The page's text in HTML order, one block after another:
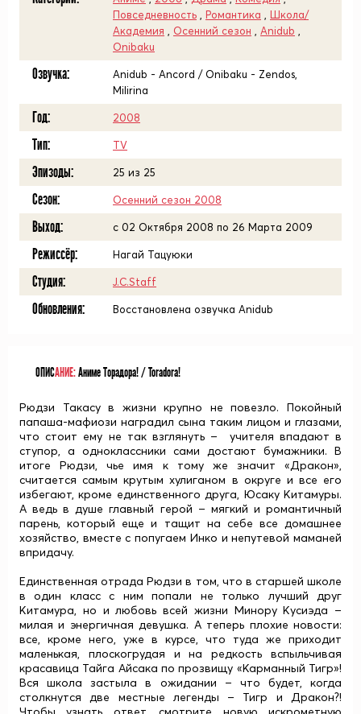
Повседневность
Романтика
Школа/
Академия
Осенний сезон Anidub
Onibaku
Озвучка:
Anidub - Ancord / Onibaku - Zendos,
Milirina
Год: 2008
Тип: TV
Эпизоды: 25 из 25
Сезон: Осенний сезон 2008
Выход: c 02 Октября 2008 по 26 Марта 2009
Режиссёр: Нагай Тацуюки
Студия: J.C.Staff
Обновления: Восстановлена озвучка Anidub
ОПИСАНИЕ:Аниме Торадора! / Toradora!
Рюдзи Такасу в жизни крупно не повезло. Покойный
папаша-мафиози наградил сына таким лицом и глазами,
что стоит ему не так взглянуть – учителя впадают в
ступор, а одноклассники сами достают бумажники. В
итоге Рюдзи, чье имя к тому же значит «Дракон»,
считается самым крутым хулиганом в округе и все его
избегают, кроме единственного друга, Юсаку Китамуры.
А ведь в душе главный герой – мягкий и романтичный
парень, который еще и тащит на себе все домашнее
хозяйство, вместе с попугаем Инко и непутевой маманей
впридачу.
Единственная отрада Рюдзи в том, что в старшей школе
в один класс с ним попали не только лучший друг
Китамура, но и любовь всей жизни Минору Кусиэда –
милая и энергичная девушка. А теперь плохие новости:
все, кроме него, уже в курсе, что туда же приходит
маленькая, плоскогрудая и на редкость вспыльчивая
красавица Тайга Айсака по прозвищу «Карманный Тигр»!
Вся школа застыла в ожидании – что будет, когда
столкнутся две местные легенды – Тигр и Дракон?!